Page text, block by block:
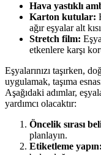
Hava yastıklı
Karton kutular:
ağır eşyalar alt
Stretch film:
etkenlere karşı
Eşyalarınızı taşırken,
uygulamak, taşıma
Aşağıdaki adımlar,
yardımcı olacaktır:
Öncelik sırası
planlayın.
Etiketleme yapın: